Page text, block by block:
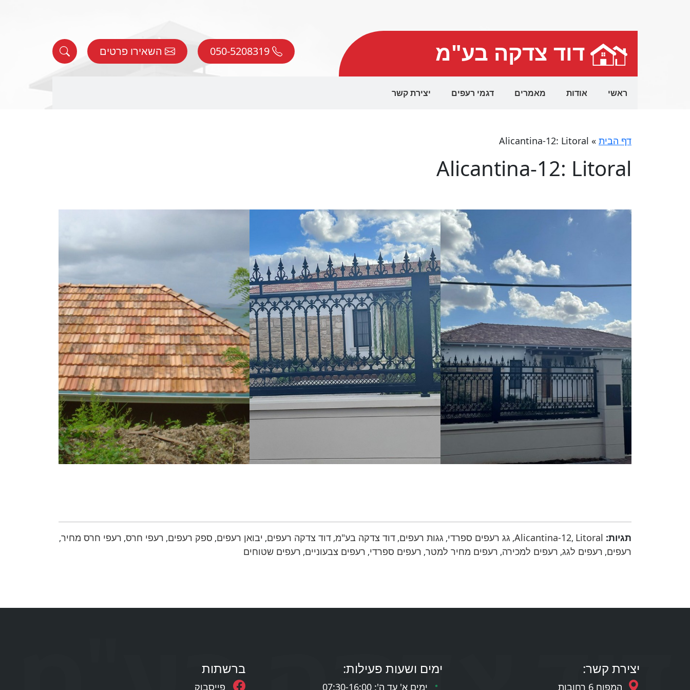
דוד צדקה בע"מ השאירו פרטים
ראשי אודות מאמרים דגמי רעפים יצירת קשר
דף הבית »
Alicantina-12: Litoral
Alicantina-12: Litoral
תגיות: Alicantina-12, Litoral
, גג רעפים ספרדי, גגות רעפים, דוד צדקה בע"מ, דוד צדקה רעפים, יבואן רעפים, ספק רעפים, רעפי חרס, רעפי חרס מחיר,
רעפים, רעפים לגג, רעפים למכירה, רעפים מחיר למטר, רעפים ספרדי, רעפים צבעוניים, רעפים שטוחים
יצירת קשר:
המפוח 6 רחובות
ימים ושעות פעילות:
ימים א' עד ה': 07:30-16:00
ברשתות
פייסבוק